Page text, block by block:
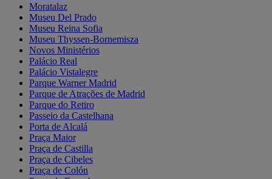
Moratalaz
Museu Del Prado
Museu Reina Sofia
Museu Thyssen-Bornemisza
Novos Ministérios
Palácio Real
Palácio Vistalegre
Parque Warner Madrid
Parque de Atrações de Madrid
Parque do Retiro
Passeio da Castelhana
Porta de Alcalá
Praça Maior
Praça de Castilla
Praça de Cibeles
Praça de Colón